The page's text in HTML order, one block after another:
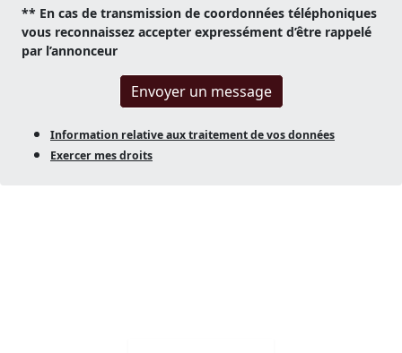
** En cas de transmission de coordonnées téléphoniques
vous reconnaissez accepter expressément d’être rappelé
par l’annonceur
Envoyer un message
Information relative aux traitement de vos données
Exercer mes droits